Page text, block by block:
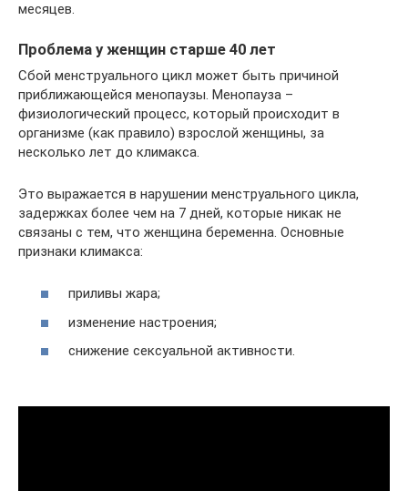
месяцев.
Проблема у женщин старше 40 лет
Сбой менструального цикл может быть причиной
приближающейся менопаузы. Менопауза –
физиологический процесс, который происходит в
организме (как правило) взрослой женщины, за
несколько лет до климакса.
Это выражается в нарушении менструального цикла,
задержках более чем на 7 дней, которые никак не
связаны с тем, что женщина беременна. Основные
признаки климакса:
приливы жара;
изменение настроения;
снижение сексуальной активности.